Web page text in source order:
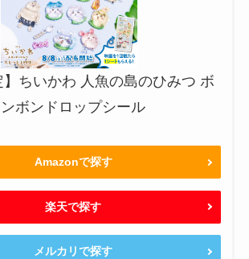
】ちいかわ 人魚の島のひみつ ボ
ンボンドロップシール
Amazonで探す
楽天で探す
メルカリで探す